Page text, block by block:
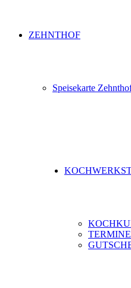
ZEHNTHOF
Speisekarte